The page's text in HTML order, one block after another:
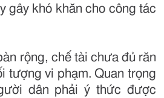
gây khó khăn cho công tác
rộng, chế tài chưa đủ răn
tượng vi phạm. Quan trọng
dân phải ý thức được